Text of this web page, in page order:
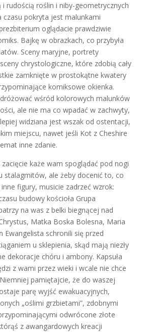
i rudością roślin i niby-geometrycznych
czasu pokryta jest malunkami
oglądacie prawdziwie
Bajkę w obrazkach, co przybyła
Sceny maryjne, portrety
chrystologiczne, które zdobią cały
zamknięte w prostokątne kwatery
komiksowe okienka.
wśród kolorowych malunków
ale nie ma co wpadać w zachwyty,
widziana jest wszak od ostentacji,
miejscu, nawet jeśli Kot z Cheshire
inne zdanie.
zacięcie każe wam spoglądać pod nogi
stalagmitów, ale żeby docenić to, co
figury, musicie zadrzeć wzrok:
budowy kościoła Grupa
na was z belki biegnącej nad
Matka Boska Bolesna, Maria
Ewangelista schronili się przed
u sklepienia, skąd mają niezły
dekoracje chóru i ambony. Kapsuła
z wami przez wieki i wcale nie chce
pamiętajcie, że do waszej
parę wyjść ewakuacyjnych,
„oślimi grzbietami”, zdobnymi
odwrócone złote
z awangardowych kreacji